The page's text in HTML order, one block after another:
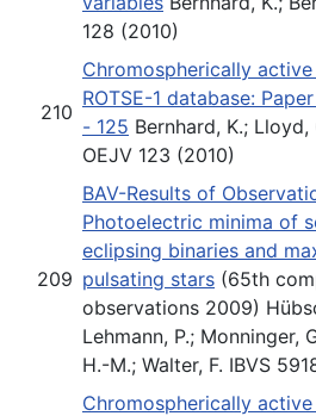
128 (2010)
210
Chromospherically
ROTSE-1 database:
- 125 Bernhard, K.; Lloyd,
OEJV 123 (2010)
209
BAV-Results of
Photoelectric minima of
eclipsing binaries and
pulsating stars (65th
observations 2009)
Lehmann, P.; Monninger,
H.-M.; Walter, F. IBVS
Chromospherically